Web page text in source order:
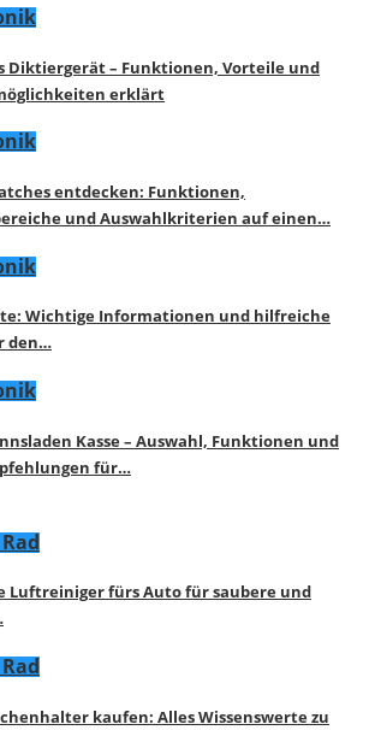
Diktiergerät – Funktionen, Vorteile und
erklärt
entdecken: Funktionen,
und Auswahlkriterien auf einen…
Wichtige Informationen und hilfreiche
den…
Kasse – Auswahl, Funktionen und
für…
Luftreiniger fürs Auto für saubere und
kaufen: Alles Wissenswerte zu